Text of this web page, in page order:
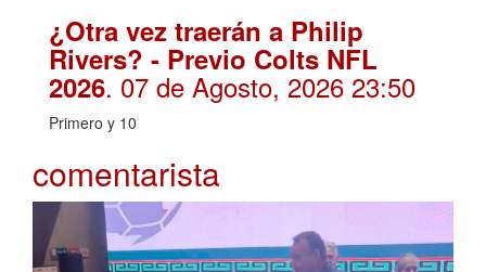
¿Otra vez traerán a Philip
Rivers? - Previo Colts NFL
2026. 07 de Agosto, 2026 23:50
Primero y 10
comentarista